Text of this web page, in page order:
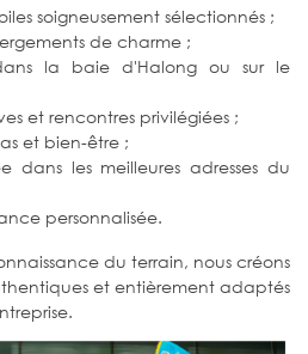
soigneusement sélectionnés ;
de charme ;
la baie d'Halong ou sur le
et rencontres privilégiées ;
et bien-être ;
dans les meilleures adresses du
personnalisée.
du terrain, nous créons
et entièrement adaptés